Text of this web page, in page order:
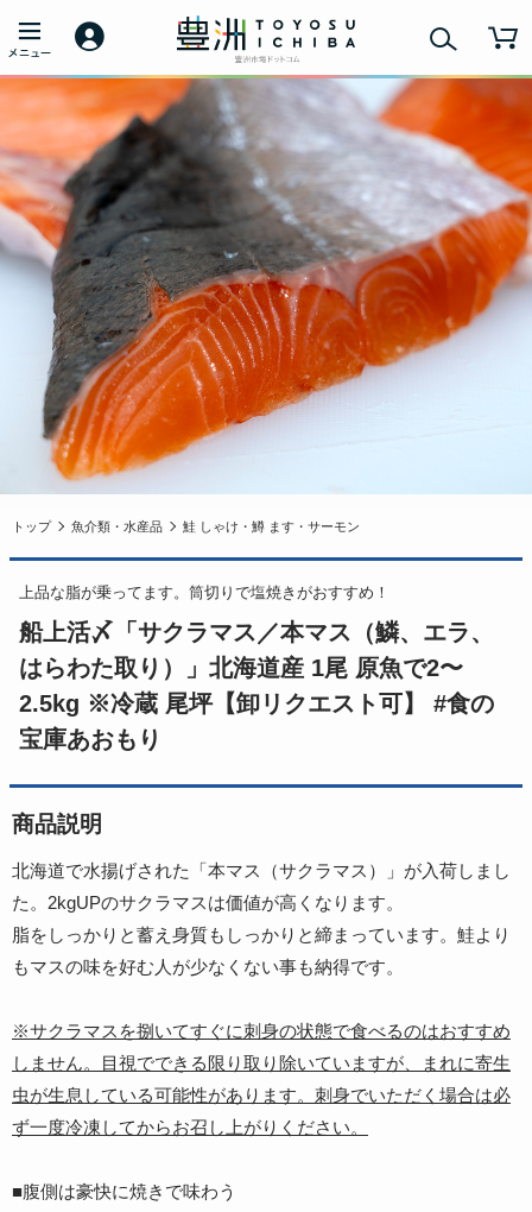
トップ 魚介類・水産品 鮭 しゃけ・鱒 ます・サーモン
上品な脂が乗ってます。筒切りで塩焼きがおすすめ！
船上活〆「サクラマス／本マス（鱗、エラ、
はらわた取り）」北海道産 1尾 原魚で2〜
2.5kg ※冷蔵 尾坪【卸リクエスト可】 #食の
宝庫あおもり
商品説明
北海道で水揚げされた「本マス（サクラマス）」が入荷しまし
た。2kgUPのサクラマスは価値が高くなります。
脂をしっかりと蓄え身質もしっかりと締まっています。鮭より
もマスの味を好む人が少なくない事も納得です。
※サクラマスを捌いてすぐに刺身の状態で食べるのはおすすめ
しません。目視でできる限り取り除いていますが、まれに寄生
虫が生息している可能性があります。刺身でいただく場合は必
ず一度冷凍してからお召し上がりください。
■腹側は豪快に焼きで味わう